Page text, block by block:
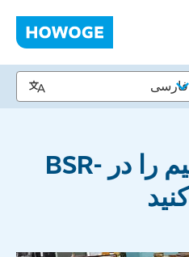
زباله های حجیم را در BSR-